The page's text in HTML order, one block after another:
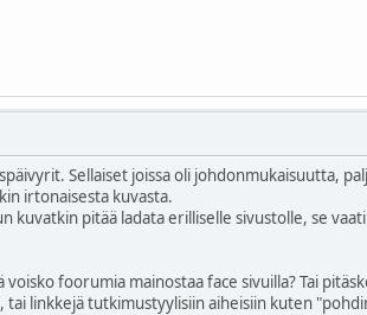
Sellaiset joissa oli johdonmukaisuutta,
irtonaisesta kuvasta.
kuvatkin pitää ladata erilliselle sivustolle, se
foorumia mainostaa face sivuilla? Tai
linkkejä tutkimustyylisiin aiheisiin kuten